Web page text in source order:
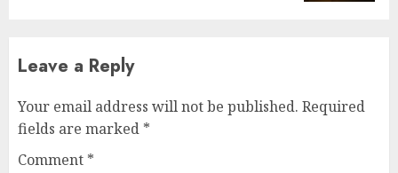
Leave a Reply
Your email address will not be published. Required
fields are marked *
Comment *